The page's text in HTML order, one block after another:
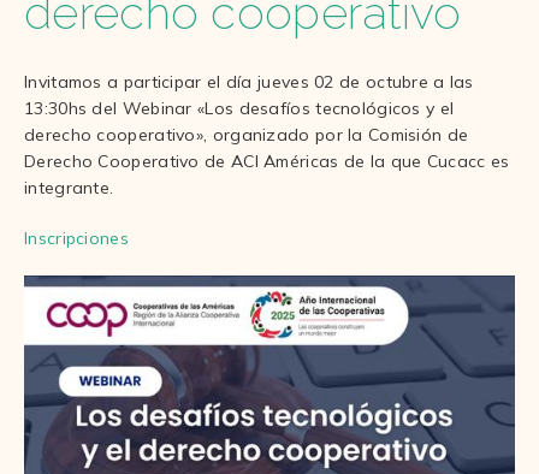
derecho cooperativo
Invitamos a participar el día jueves 02 de octubre a las
13:30hs del Webinar «Los desafíos tecnológicos y el
derecho cooperativo», organizado por la Comisión de
Derecho Cooperativo de ACI Américas de la que Cucacc es
integrante.
Inscripciones